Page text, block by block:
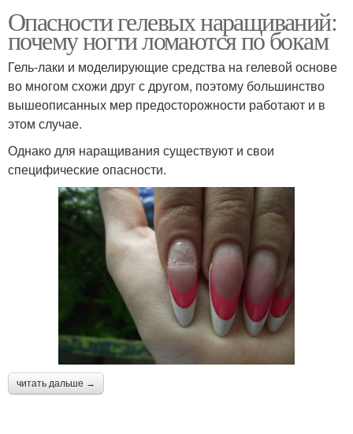
Опасности гелевых наращиваний:
почему ногти ломаются по бокам
Гель-лаки и моделирующие средства на гелевой основе
во многом схожи друг с другом, поэтому большинство
вышеописанных мер предосторожности работают и в
этом случае.
Однако для наращивания существуют и свои
специфические опасности.
читать дальше →